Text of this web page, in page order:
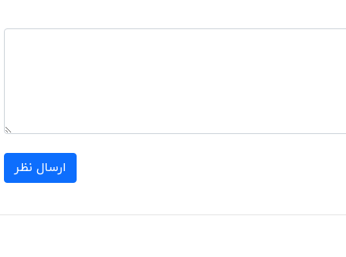
ارسال نظر